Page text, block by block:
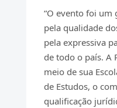
“O evento foi um
pela qualidade
pela expressiva
de todo o país. A
meio de sua
de Estudos, o
qualificação